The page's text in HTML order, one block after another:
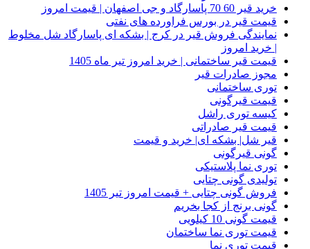
خرید قیر 60 70 پاسارگاد و جی اصفهان | قیمت امروز
قیمت قیر در بورس فراورده های نفتی
نمایندگی فروش قیر در کرج | بشکه ای پاسارگاد شل مخلوط
| خرید امروز
قیمت قیر ساختمانی | خرید امروز تیر ماه 1405
مجوز صادرات قیر
توری ساختمانی
قیمت قیرگونی
کیسه توری راشل
قیمت قیر صادراتی
قیر شل| بشکه ای| خرید و قیمت
گونی قیرگونی
توری نما پلاستیکی
تولیدی گونی چتایی
فروش گونی چتایی + قیمت امروز تیر 1405
گونی برنج از کجا بخریم
قیمت گونی 10 کیلویی
قیمت توری نما ساختمان
قیمت توری نما